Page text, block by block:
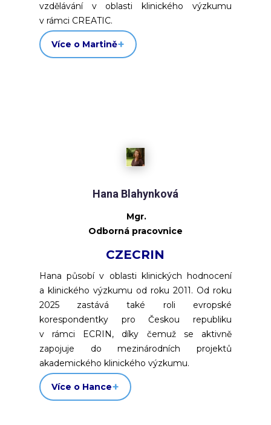
vzdělávání v oblasti klinického výzkumu
v rámci CREATIC.
Více o Martině
Hana Blahynková
Mgr.
Odborná pracovnice
CZECRIN
Hana působí v oblasti klinických hodnocení
a klinického výzkumu od roku 2011. Od roku
2025 zastává také roli evropské
korespondentky pro Českou republiku
v rámci ECRIN, díky čemuž se aktivně
zapojuje do mezinárodních projektů
akademického klinického výzkumu.
Více o Hance